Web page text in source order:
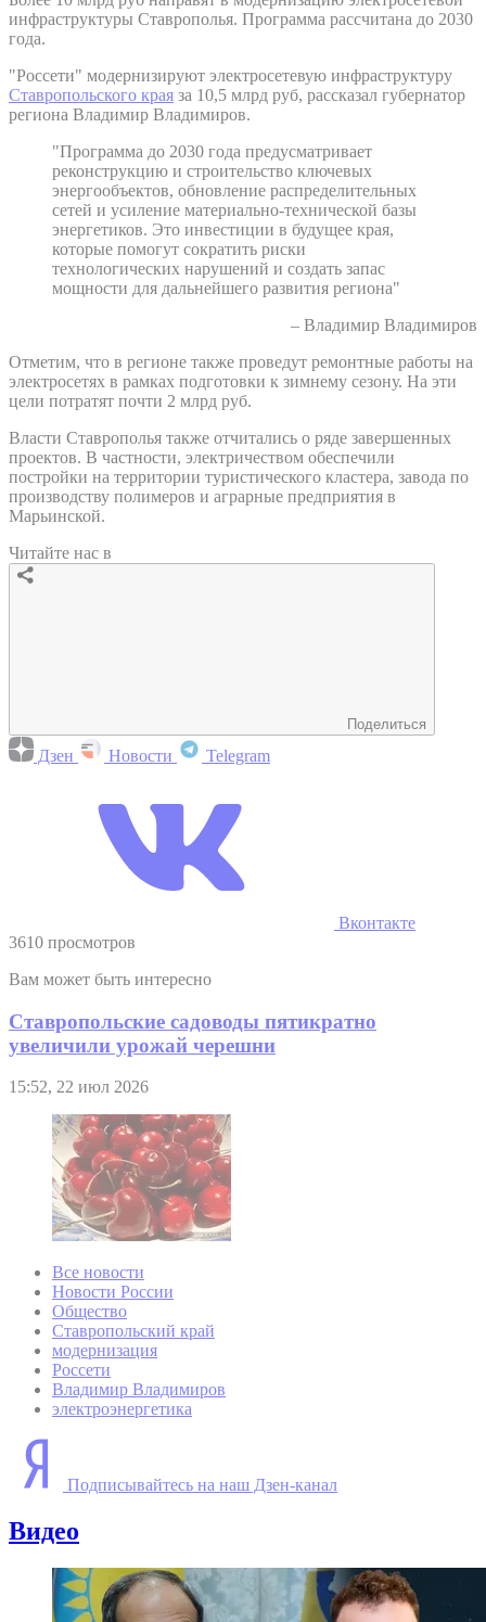
инфраструктуры Ставрополья. Программа рассчитана до 2030
года.
"Россети" модернизируют электросетевую инфраструктуру
Ставропольского края за 10,5 млрд руб, рассказал губернатор
региона Владимир Владимиров.
"Программа до 2030 года предусматривает
реконструкцию и строительство ключевых
энергообъектов, обновление распределительных
сетей и усиление материально-технической базы
энергетиков. Это инвестиции в будущее края,
которые помогут сократить риски
технологических нарушений и создать запас
мощности для дальнейшего развития региона"
– Владимир Владимиров
Отметим, что в регионе также проведут ремонтные работы на
электросетях в рамках подготовки к зимнему сезону. На эти
цели потратят почти 2 млрд руб.
Власти Ставрополья также отчитались о ряде завершенных
проектов. В частности, электричеством обеспечили
постройки на территории туристического кластера, завода по
производству полимеров и аграрные предприятия в
Марьинской.
Читайте нас в
Поделиться
Дзен Новости Telegram
Вконтакте
3610 просмотров
Вам может быть интересно
Ставропольские садоводы пятикратно
увеличили урожай черешни
15:52, 22 июл 2026
Все новости
Новости России
Общество
Ставропольский край
модернизация
Россети
Владимир Владимиров
электроэнергетика
Подписывайтесь на наш Дзен-канал
Видео